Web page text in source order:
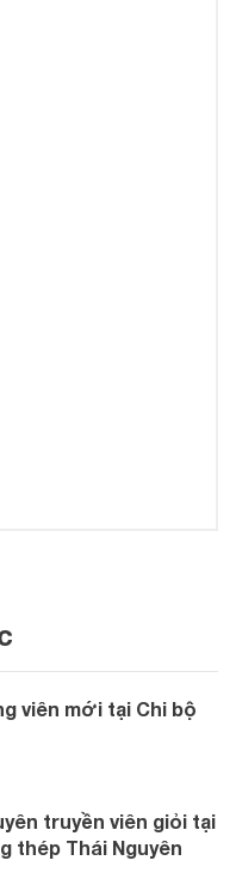
viên mới tại Chi bộ
truyền viên giỏi tại
thép Thái Nguyên